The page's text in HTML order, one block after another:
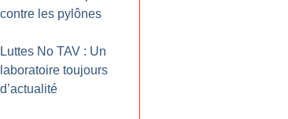
contre les pylônes
Luttes No TAV : Un
laboratoire toujours
d’actualité